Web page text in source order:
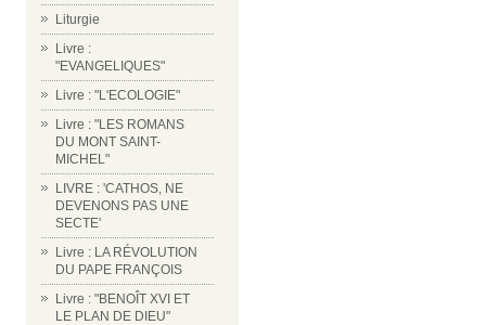
Liturgie
Livre :
"EVANGELIQUES"
Livre : "L'ECOLOGIE"
Livre : "LES ROMANS
DU MONT SAINT-
MICHEL"
LIVRE : 'CATHOS, NE
DEVENONS PAS UNE
SECTE'
Livre : LA RÉVOLUTION
DU PAPE FRANÇOIS
Livre : "BENOÎT XVI ET
LE PLAN DE DIEU"